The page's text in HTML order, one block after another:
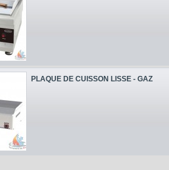
PLAQUE DE CUISSON LISSE - GAZ